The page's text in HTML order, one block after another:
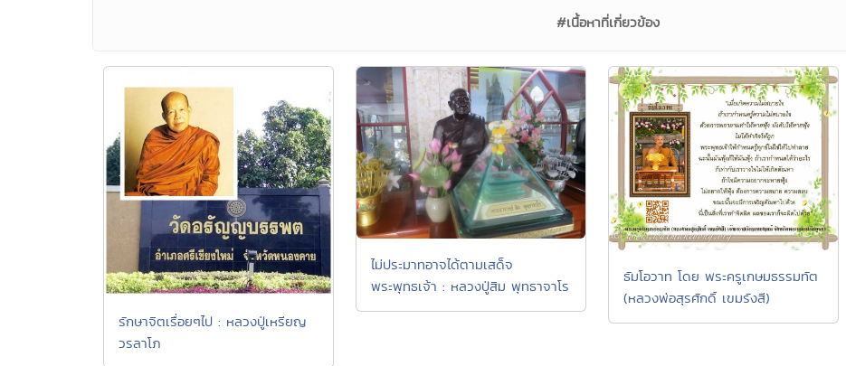
#เนื้อหาที่เกี่ยวข้อง
รักษาจิตเรื่อยๆไป : หลวงปู่เหรียญ
วรลาโภ
ไม่ประมาทอาจได้ตามเสด็จ
พระพุทธเจ้า : หลวงปู่สิม พุทธาจาโร
ธัมโอวาท โดย พระครูเกษมธรรมทัต
(หลวงพ่อสุรศักดิ์ เขมรังสี)